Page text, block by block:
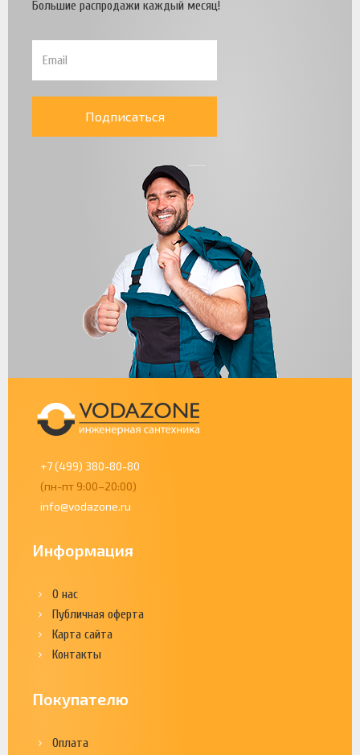
Большие распродажи каждый месяц!
Подписаться
+7 (499) 380-80-80
(пн-пт 9:00–20:00)
info@vodazone.ru
Информация
О нас
Публичная оферта
Карта сайта
Контакты
Покупателю
Оплата